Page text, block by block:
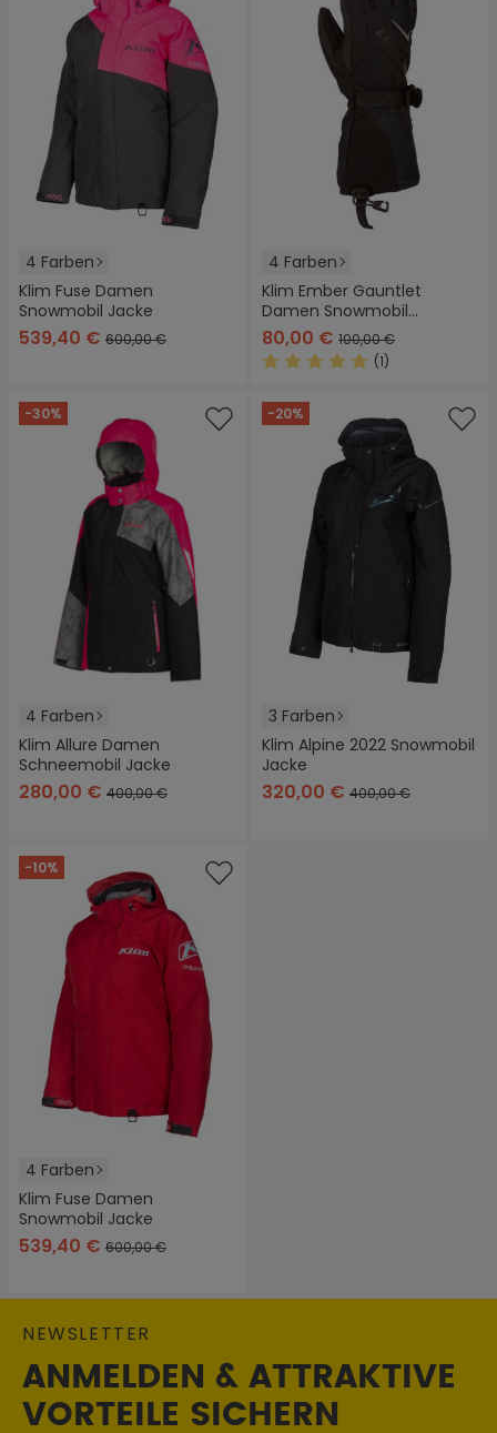
4 Farben
Klim Fuse Damen
Snowmobil Jacke
539,40 € 600,00 €
4 Farben
Klim Ember Gauntlet
Damen Snowmobil
Handschuhe
80,00 € 100,00 €
(1)
-30%
4 Farben
Klim Allure Damen
Schneemobil Jacke
280,00 € 400,00 €
-20%
3 Farben
Klim Alpine 2022 Snowmobil
Jacke
320,00 € 400,00 €
-10%
4 Farben
Klim Fuse Damen
Snowmobil Jacke
539,40 € 600,00 €
NEWSLETTER
ANMELDEN & ATTRAKTIVE
VORTEILE SICHERN